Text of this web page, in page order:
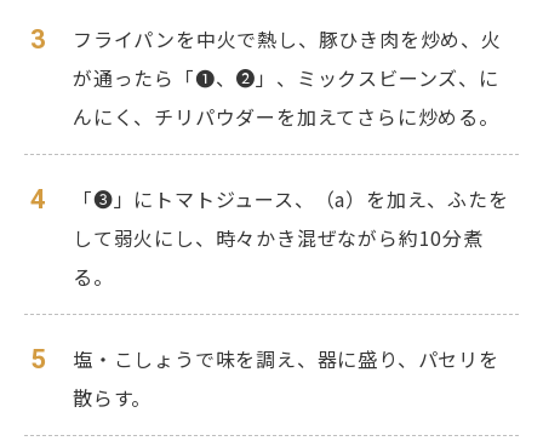
3
フライパンを中火で熱し、豚ひき肉を炒め、火
が通ったら「❶、❷」、ミックスビーンズ、に
んにく、チリパウダーを加えてさらに炒める。
4
「❸」にトマトジュース、（a）を加え、ふたを
して弱火にし、時々かき混ぜながら約10分煮
る。
5
塩・こしょうで味を調え、器に盛り、パセリを
散らす。